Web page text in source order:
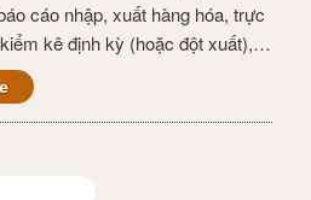
cáo nhập, xuất hàng hóa, trực
kê định kỳ (hoặc đột xuất),…